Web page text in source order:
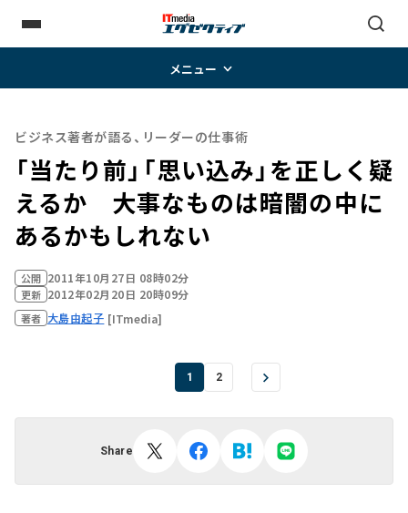
メニュー
ビジネス著者が語る、リーダーの仕事術
「当たり前」「思い込み」を正しく疑
えるか 大事なものは暗闇の中に
あるかもしれない
公開 2011年10月27日 08時02分
更新 2012年02月20日 20時09分
著者 大島由起子 [ITmedia]
1 2
Share